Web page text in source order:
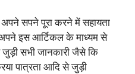
सपने पूरा करने में सहायता
इस आर्टिकल के माध्यम से
जुड़ी सभी जानकारी जैसे कि
पात्रता आदि से जुड़ी